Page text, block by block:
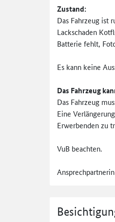
Zustand:
Das Fahrzeug ist
Lackschaden
Batterie fehlt,
Es kann keine
Das Fahrzeug
Das Fahrzeug
Eine
Erwerbenden zu
VuB beachten.